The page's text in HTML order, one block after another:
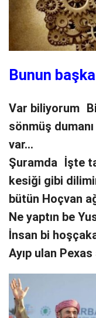
Bunun
Var biliyorum
sönmüş
var…
Şuramda İşte
kesiği gibi
bütün Hoçvan
Ne yaptın be
İnsan bi
Ayıp ulan